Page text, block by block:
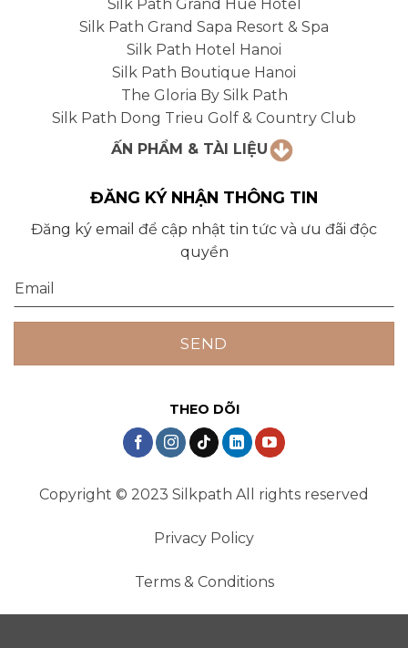
Silk Path Grand Hue Hotel
Silk Path Grand Sapa Resort & Spa
Silk Path Hotel Hanoi
Silk Path Boutique Hanoi
The Gloria By Silk Path
Silk Path Dong Trieu Golf & Country Club
ẤN PHẨM & TÀI LIỆU
ĐĂNG KÝ NHẬN THÔNG TIN
Đăng ký email để cập nhật tin tức và ưu đãi độc
quyền
THEO DÕI
Copyright © 2023 Silkpath All rights reserved
Privacy Policy
Terms & Conditions